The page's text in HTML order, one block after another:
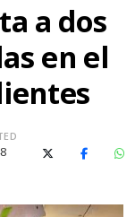
a dos
en el
X (Twitter)Facebook